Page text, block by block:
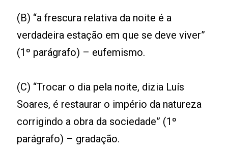
(B) “a frescura relativa da noite é a
verdadeira estação em que se deve viver”
(1º parágrafo) – eufemismo.
(C) “Trocar o dia pela noite, dizia Luís
Soares, é restaurar o império da natureza
corrigindo a obra da sociedade” (1º
parágrafo) – gradação.